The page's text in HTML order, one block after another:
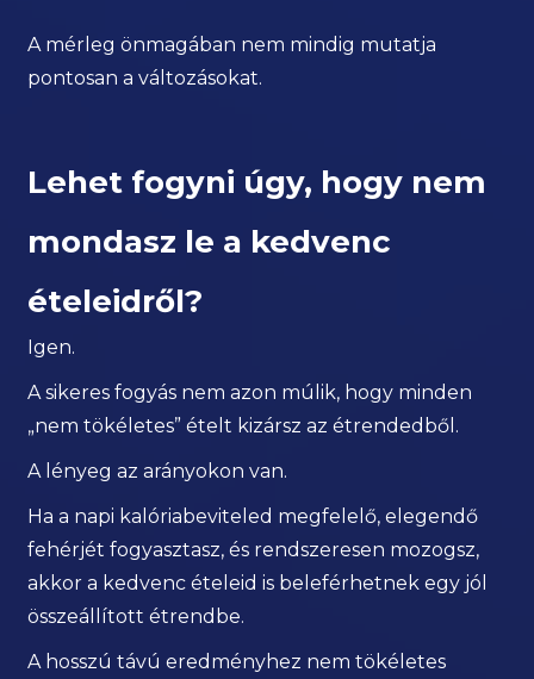
A mérleg önmagában nem mindig mutatja
pontosan a változásokat.
Lehet fogyni úgy, hogy nem
mondasz le a kedvenc
ételeidről?
Igen.
A sikeres fogyás nem azon múlik, hogy minden
„nem tökéletes” ételt kizársz az étrendedből.
A lényeg az arányokon van.
Ha a napi kalóriabeviteled megfelelő, elegendő
fehérjét fogyasztasz, és rendszeresen mozogsz,
akkor a kedvenc ételeid is beleférhetnek egy jól
összeállított étrendbe.
A hosszú távú eredményhez nem tökéletes